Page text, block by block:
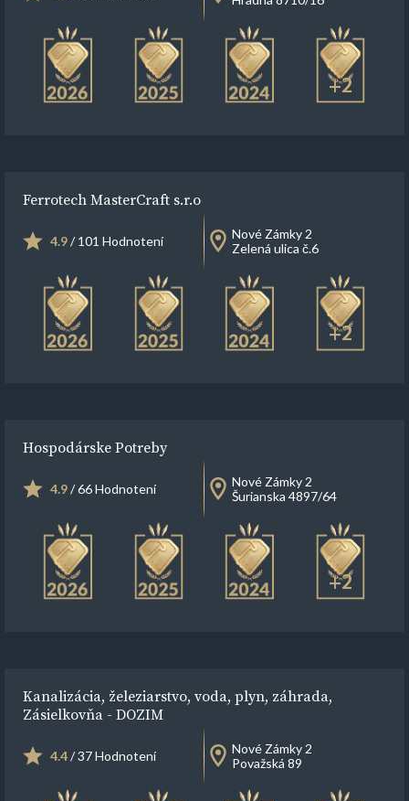
+2
Ferrotech MasterCraft s.r.o
4.9/ 101 Hodnotení
Nové Zámky 2
Zelená ulica č.6
+2
Hospodárske Potreby
4.9/ 66 Hodnotení
Nové Zámky 2
Šurianska 4897/64
+2
Kanalizácia, železiarstvo, voda, plyn, záhrada,
Zásielkovňa - DOZIM
4.4/ 37 Hodnotení
Nové Zámky 2
Považská 89